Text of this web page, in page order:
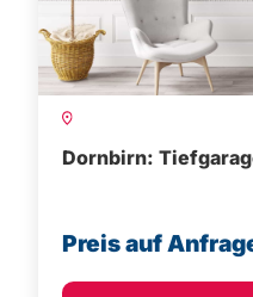
Dornbirn:
Preis auf